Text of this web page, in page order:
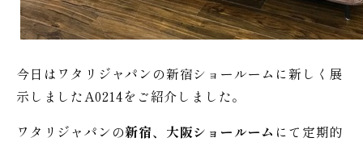
今日はワタリジャパンの新宿ショールームに新しく展
示しましたA0214をご紹介しました。
ワタリジャパンの新宿、大阪ショールーム にて定期的